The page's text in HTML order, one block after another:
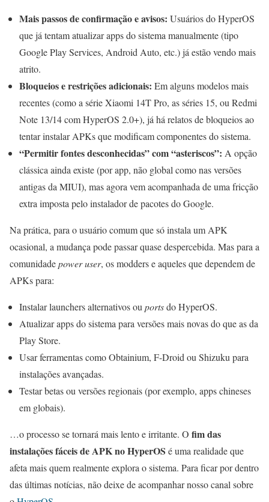
Mais passos de confirmação e avisos: Usuários do HyperOS
que já tentam atualizar apps do sistema manualmente (tipo
Google Play Services, Android Auto, etc.) já estão vendo mais
atrito.
Bloqueios e restrições adicionais: Em alguns modelos mais
recentes (como a série Xiaomi 14T Pro, as séries 15, ou Redmi
Note 13/14 com HyperOS 2.0+), já há relatos de bloqueios ao
tentar instalar APKs que modificam componentes do sistema.
“Permitir fontes desconhecidas” com “asteriscos”: A opção
clássica ainda existe (por app, não global como nas versões
antigas da MIUI), mas agora vem acompanhada de uma fricção
extra imposta pelo instalador de pacotes do Google.
Na prática, para o usuário comum que só instala um APK
ocasional, a mudança pode passar quase despercebida. Mas para a
comunidadepower user, os modders e aqueles que dependem de
APKs para:
Instalar launchers alternativos ou portsdo HyperOS.
Atualizar apps do sistema para versões mais novas do que as da
Play Store.
Usar ferramentas como Obtainium, F-Droid ou Shizuku para
instalações avançadas.
Testar betas ou versões regionais (por exemplo, apps chineses
em globais).
…o processo se tornará mais lento e irritante. O fim das
instalações fáceis de APK no HyperOS é uma realidade que
afeta mais quem realmente explora o sistema. Para ficar por dentro
das últimas notícias, não deixe de acompanhar nosso canal sobre